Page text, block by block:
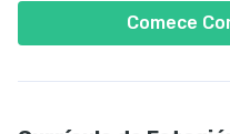
Comece